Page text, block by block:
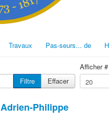
Travaux Pas-seurs... de
Filtre
Effacer
Afficher #
Philippe